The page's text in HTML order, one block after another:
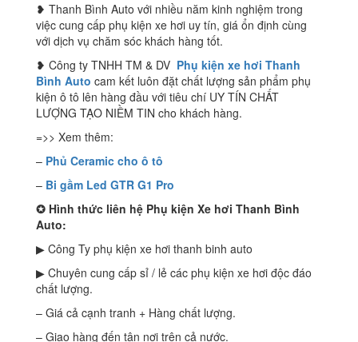
❥ Thanh Bình Auto với nhiều năm kinh nghiệm trong
việc cung cấp phụ kiện xe hơi uy tín, giá ổn định cùng
với dịch vụ chăm sóc khách hàng tốt.
❥ Công ty TNHH TM & DV Phụ kiện xe hơi Thanh
Bình Auto cam kết luôn đặt chất lượng sản phẩm phụ
kiện ô tô lên hàng đầu với tiêu chí UY TÍN CHẤT
LƯỢNG TẠO NIỀM TIN cho khách hàng.
=>> Xem thêm:
– Phủ Ceramic cho ô tô
– Bi gầm Led GTR G1 Pro
✪ Hình thức liên hệ Phụ kiện Xe hơi Thanh Bình
Auto:
▶ Công Ty phụ kiện xe hơi thanh binh auto
▶ Chuyên cung cấp sỉ / lẻ các phụ kiện xe hơi độc đáo
chất lượng.
– Giá cả cạnh tranh + Hàng chất lượng.
– Giao hàng đến tận nơi trên cả nước.